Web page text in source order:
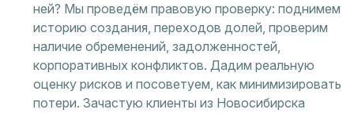
ней? Мы проведём правовую проверку: поднимем
историю создания, переходов долей, проверим
наличие обременений, задолженностей,
корпоративных конфликтов. Дадим реальную
оценку рисков и посоветуем, как минимизировать
потери. Зачастую клиенты из Новосибирска